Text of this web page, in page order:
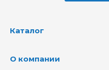
Каталог
О компании